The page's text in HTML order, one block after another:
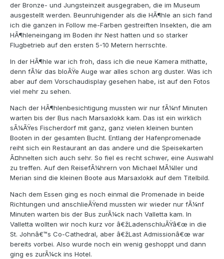
der Bronze- und Jungsteinzeit ausgegraben, die im Museum
ausgestellt werden. Beunruhigender als die HÃ¶hle an sich fand
ich die ganzen in Follow me-Farben gestreiften Insekten, die am
HÃ¶hleneingang im Boden ihr Nest hatten und so starker
Flugbetrieb auf den ersten 5-10 Metern herrschte.
In der HÃ¶hle war ich froh, dass ich die neue Kamera mithatte,
denn fÃ¼r das bloÃŸe Auge war alles schon arg duster. Was ich
aber auf dem Vorschaudisplay gesehen habe, ist auf den Fotos
viel mehr zu sehen.
Nach der HÃ¶hlenbesichtigung mussten wir nur fÃ¼nf Minuten
warten bis der Bus nach Marsaxlokk kam. Das ist ein wirklich
sÃ¼ÃŸes Fischerdorf mit ganz, ganz vielen kleinen bunten
Booten in der gesamten Bucht. Entlang der Hafenpromenade
reiht sich ein Restaurant an das andere und die Speisekarten
Ã¤hnelten sich auch sehr. So fiel es recht schwer, eine Auswahl
zu treffen. Auf den ReisefÃ¼hrern von Michael MÃ¼ller und
Merian sind die kleinen Boote aus Marsaxlokk auf dem Titelbild.
Nach dem Essen ging es noch einmal die Promenade in beide
Richtungen und anschlieÃŸend mussten wir wieder nur fÃ¼nf
Minuten warten bis der Bus zurÃ¼ck nach Valletta kam. In
Valletta wollten wir noch kurz vor â€žLadenschluÃŸâ€œ in die
St. Johnâ€™s Co-Cathedral, aber â€žLast Admissionâ€œ war
bereits vorbei. Also wurde noch ein wenig geshoppt und dann
ging es zurÃ¼ck ins Hotel.